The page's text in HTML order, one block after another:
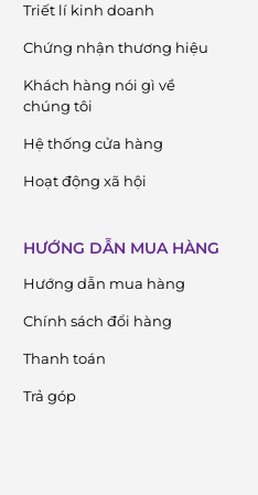
Triết lí kinh doanh
Chứng nhận thương hiệu
Khách hàng nói gì về
chúng tôi
Hệ thống cửa hàng
Hoạt động xã hội
HƯỚNG DẪN MUA HÀNG
Hướng dẫn mua hàng
Chính sách đổi hàng
Thanh toán
Trả góp